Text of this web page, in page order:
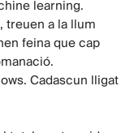
learning.
treuen a la llum
feina que cap
Cadascun lligat